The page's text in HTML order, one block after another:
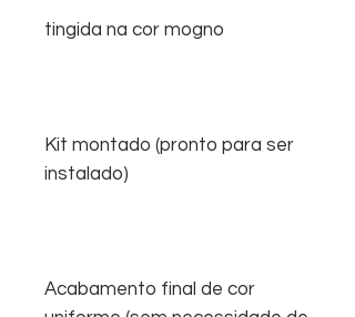
tingida na cor mogno
Kit montado (pronto para ser
instalado)
Acabamento final de cor